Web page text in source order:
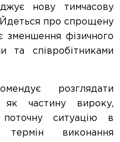
нову тимчасову
Йдеться про спрощену
зменшення фізичного
та співробітниками
розглядати
як частину вироку,
ситуацію в
виконання